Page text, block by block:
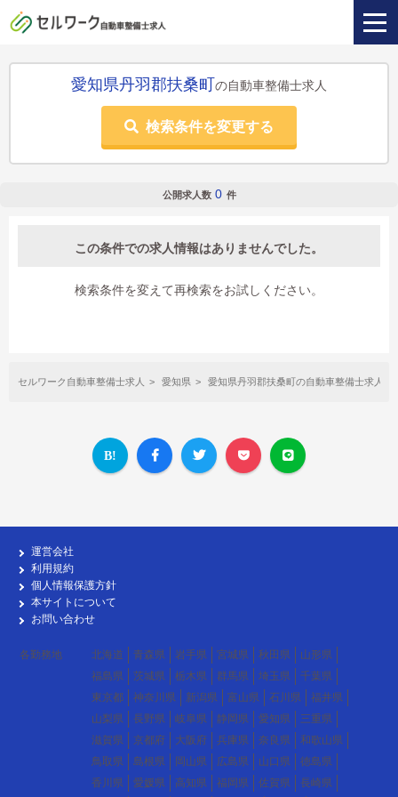
愛知県丹羽郡扶桑町 の自動車整備士求人
検索条件を変更する
公開求人数 0 件
この条件での求人情報はありませんでした。
検索条件を変えて再検索をお試しください。
セルワーク自動車整備士求人 愛知県 愛知県丹羽郡扶桑町の自動車整備士求人
運営会社
利用規約
個人情報保護方針
本サイトについて
お問い合わせ
各勤務地 北海道 青森県 岩手県 宮城県 秋田県
山形県
福島県
茨城県 栃木県 群馬県 埼玉県
千葉県
東京都
神奈川県 新潟県 富山県 石川県
福井県
山梨県
長野県 岐阜県 静岡県 愛知県
三重県
滋賀県
京都府 大阪府 兵庫県 奈良県
和歌山県
鳥取県
島根県 岡山県 広島県 山口県
徳島県
香川県
愛媛県 高知県 福岡県 佐賀県 長崎県